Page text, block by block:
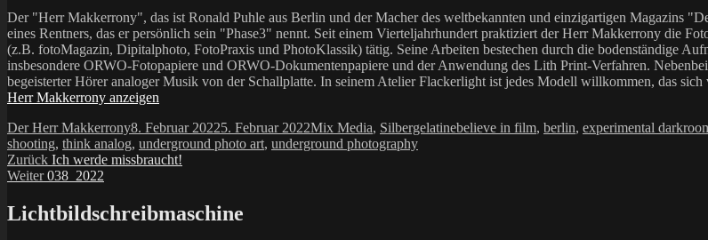
Der "Herr Makkerrony", das ist Ronald Puhle aus Berlin und der Macher des weltbekannten und einzigartigen Magazins
eines Rentners, das er persönlich sein "Phase3" nennt. Seit einem Vierteljahrhundert praktiziert der Herr Makkerrony die
(z.B. fotoMagazin, Dipitalphoto, FotoPraxis und PhotoKlassik) tätig. Seine Arbeiten bestechen durch die bodenständige
insbesondere ORWO-Fotopapiere und ORWO-Dokumentenpapiere und der Anwendung des Lith Print-Verfahren.
begeisterter Hörer analoger Musik von der Schallplatte. In seinem Atelier Flackerlight ist jedes Modell willkommen, das sich
Herr Makkerrony anzeigen
Autor
Der Herr MakkerronyVeröffentlicht
am
8. Februar 20225. Februar 2022Kategorien
Mix Media, SilbergelatineSchlagwörter
believe in film, berlin, experimental
shooting, think analog, underground photo art, underground photography
Beitragsnavigation
Zurück Vorheriger
Beitrag:
Ich werde missbraucht!
Weiter Nächster
038_2022
Lichtbildschreibmaschine